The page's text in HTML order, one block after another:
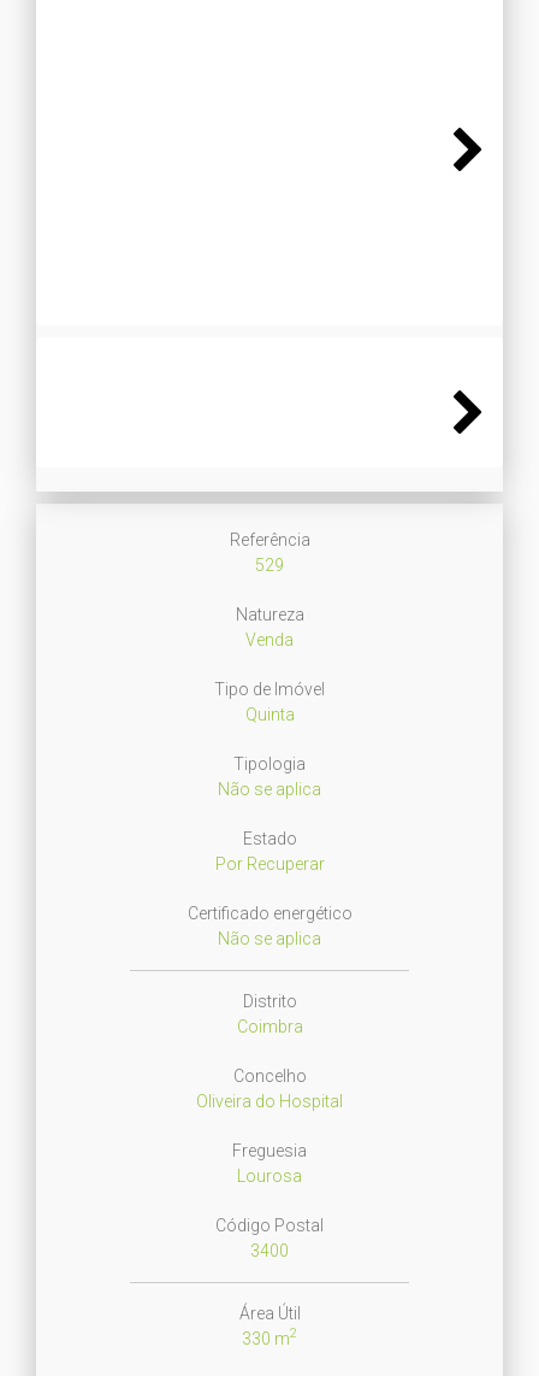
Referência
529
Natureza
Venda
Tipo de Imóvel
Quinta
Tipologia
Não se aplica
Estado
Por Recuperar
Certificado energético
Não se aplica
Distrito
Coimbra
Concelho
Oliveira do Hospital
Freguesia
Lourosa
Código Postal
3400
Área Útil
330 m2